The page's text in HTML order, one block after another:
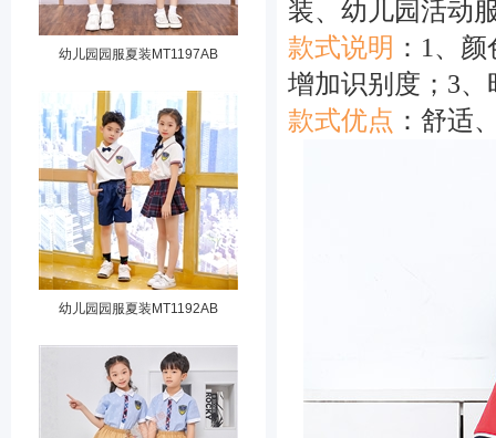
幼儿园园服夏装MT1197AB
幼儿园园服夏装MT1192AB
装、幼儿园活动
款式说明 ：1、
增加识别度；3
款式优点 ：舒适